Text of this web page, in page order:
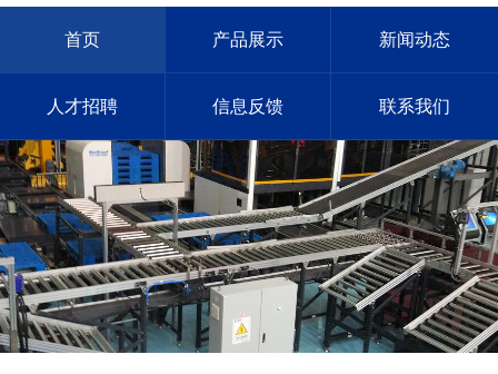
首页 产品展示 新闻动态
人才招聘 信息反馈 联系我们